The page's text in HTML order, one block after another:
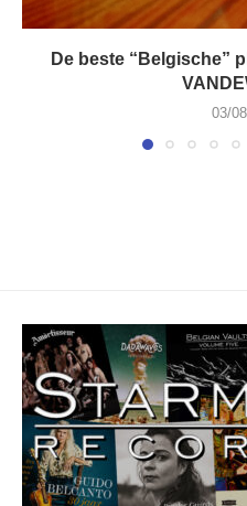
De beste “Belgische”
03/